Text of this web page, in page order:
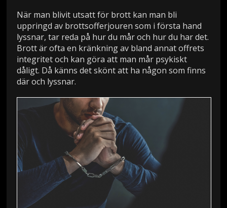
När man blivit utsatt för brott kan man bli
uppringd av brottsofferjouren som i första hand
lyssnar, tar reda på hur du mår och hur du har det.
Brott är ofta en kränkning av bland annat offrets
integritet och kan göra att man mår psykiskt
dåligt. Då känns det skönt att ha någon som finns
där och lyssnar.